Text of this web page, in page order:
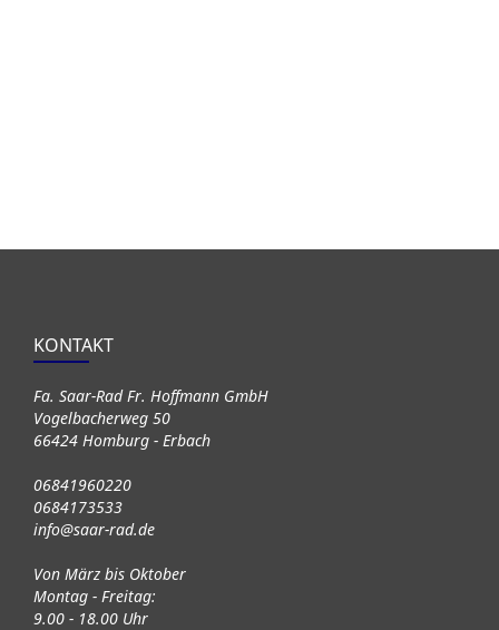
KONTAKT
Fa. Saar-Rad Fr. Hoffmann GmbH
Vogelbacherweg 50
66424 Homburg - Erbach
06841960220
0684173533
info@saar-rad.de
Von März bis Oktober
Montag - Freitag:
9.00 - 18.00 Uhr